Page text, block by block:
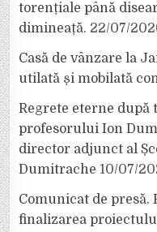
torențiale până
dimineață. 22/07/
Casă de vânzare la
utilată și mobilată
Regrete eterne după
profesorului Ion
director adjunct al
Dumitrache 10/07/
Comunicat de
finalizarea